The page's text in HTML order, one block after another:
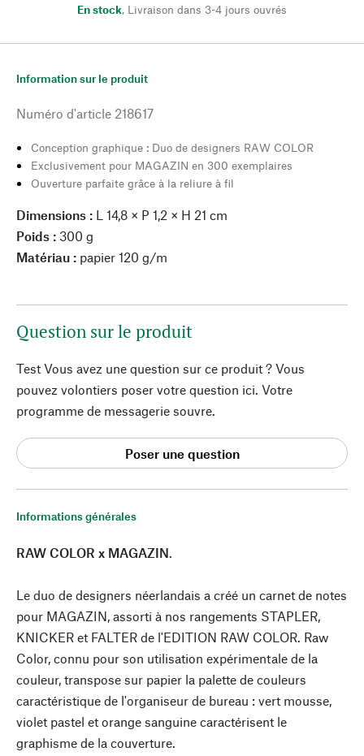
En stock, Livraison dans 3-4 jours ouvrés
Informations générales
RAW COLOR x MAGAZIN.
Le duo de designers néerlandais a créé un carnet de notes
pour MAGAZIN, assorti à nos rangements STAPLER,
KNICKER et FALTER de l'EDITION RAW COLOR. Raw
Color, connu pour son utilisation expérimentale de la
couleur, transpose sur papier la palette de couleurs
caractéristique de l'organiseur de bureau : vert mousse,
violet pastel et orange sanguine caractérisent le
graphisme de la couverture.
Information sur le produit
Numéro d'article 218617
Conception graphique : Duo de designers RAW COLOR
Exclusivement pour MAGAZIN en 300 exemplaires
Ouverture parfaite grâce à la reliure à fil
Dimensions : L 14,8 × P 1,2 × H 21 cm
Poids : 300 g
Matériau : papier 120 g/m
Question sur le produit
Test Vous avez une question sur ce produit ? Vous
pouvez volontiers poser votre question ici. Votre
programme de messagerie souvre.
Poser une question